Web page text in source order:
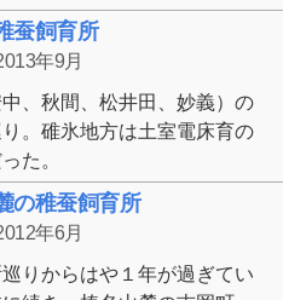
蚕飼育所
年9月
、秋間、松井田、妙義）の
。碓氷地方は土室電床育の
た。
の稚蚕飼育所
年6月
りからはや１年が過ぎてい